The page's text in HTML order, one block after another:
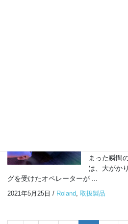
まった瞬間
は、大がか
グを受けたオペレーターが ...
2021年5月25日 / Roland, 取扱製品